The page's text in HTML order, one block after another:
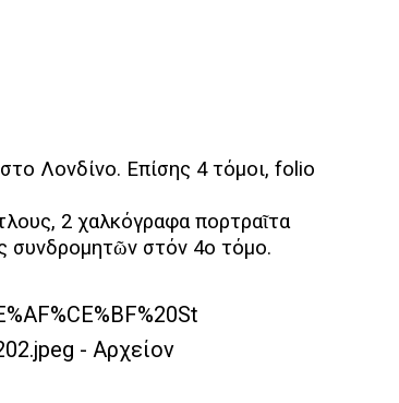
στο Λονδίνο. Επίσης 4 τόμοι, folio
2 χαλκόγραφα πορτραῖτα
συνδρομητῶν στόν 4ο τόμο.